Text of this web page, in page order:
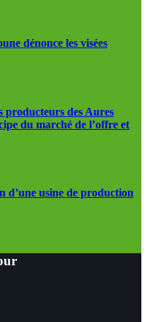
dénonce les visées
producteurs des Aures
du marché de l’offre et
usine de production